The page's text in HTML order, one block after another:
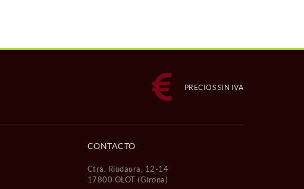
PRECIOS SIN IVA
CONTACTO
Ctra. Riudaura, 12-14
17800 OLOT (Girona)